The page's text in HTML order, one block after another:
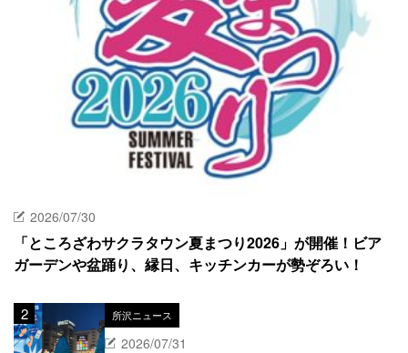
2026/07/30
「ところざわサクラタウン夏まつり2026」が開催！ビア
ガーデンや盆踊り、縁日、キッチンカーが勢ぞろい！
所沢ニュース
2026/07/31